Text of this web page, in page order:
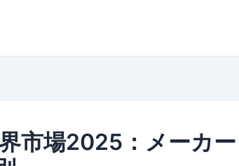
市場2025：メーカー